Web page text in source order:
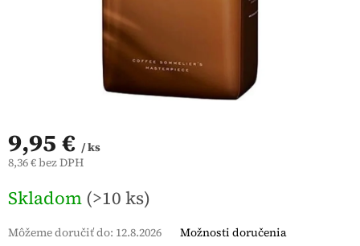
9,95 € / ks
8,36 € bez DPH
cena:
Skladom (>10 ks)
Môžeme doručiť do: 12.8.2026 Možnosti doručenia